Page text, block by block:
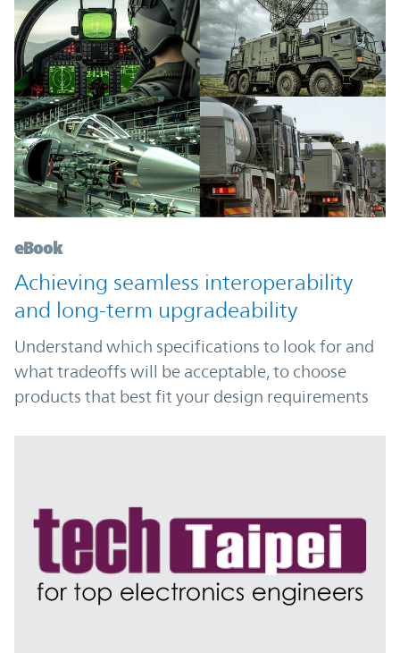
eBook
Achieving seamless interoperability
and long-term upgradeability
Understand which specifications to look for and
what tradeoffs will be acceptable, to choose
products that best fit your design requirements